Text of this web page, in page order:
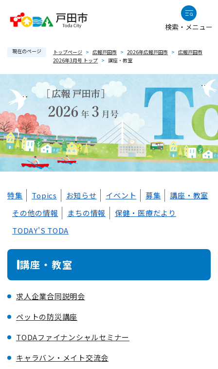
で
検索・メニュー
現在のページ トップページ > 広報戸田市 > 2026年広報戸田市 > 広報戸田市
2026年3月号 トップ > 講座・教室
文
特集 Topics お知らせ イベント 募集
講座・教室
その他の情報
まちの情報
保健・医療だより
TODAY'S TODA
講座・教室
求人企業合同説明会
ペットの防災講座
TODAファイナンシャルセミナー
キャラバン・メイト交流会